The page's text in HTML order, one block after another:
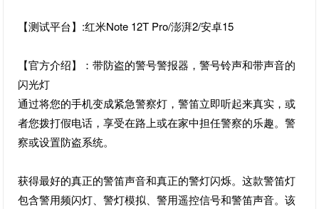
【测试平台】:红米Note 12T Pro/澎湃2/安卓15
【官方介绍】：带防盗的警号警报器，警号铃声和带声音的
闪光灯
通过将您的手机变成紧急警察灯，警笛立即听起来真实，或
者您拨打假电话，享受在路上或在家中担任警察的乐趣。警
察或设置防盗系统。
获得最好的真正的警笛声音和真正的警灯闪烁。这款警笛灯
包含警用频闪灯、警灯模拟、警用遥控信号和警笛声音。该